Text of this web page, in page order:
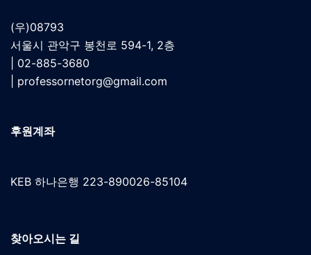
(우)08793
서울시 관악구 봉천로 594-1, 2층
| 02-885-3680
professornetorg@gmail.com
후원계좌
KEB 하나은행 223-890026-85104
찾아오시는 길